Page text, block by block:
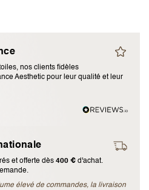
nos clients fidèles
Aesthetic pour leur qualité et leur
et offerte dès 400 € d'achat.
élevé de commandes, la livraison